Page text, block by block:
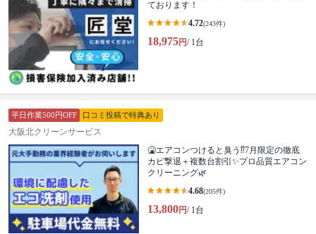
ております！
4.72(243件)
18,975円/ 1台
平日作業500円OFF 口コミ投稿で特典あり
大阪北クリーンサービス
🤮エアコンつけると臭う⁉️7月限定の徹底
カビ撃退＋複数台割引✨プロ品質エアコン
クリーニング🌿
4.68(205件)
13,800円/ 1台